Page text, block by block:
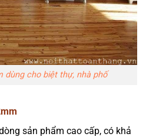
dùng cho biệt thự, nhà phố
sản phẩm cao cấp, có khả